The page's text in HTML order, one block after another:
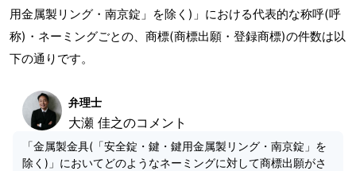
用金属製リング・南京錠」を除く)」における代表的な称呼(呼
称)・ネーミングごとの、商標(商標出願・登録商標)の件数は以
下の通りです。
弁理士
大瀬 佳之のコメント
「金属製金具(「安全錠・鍵・鍵用金属製リング・南京錠」を
除く)」においてどのようなネーミングに対して商標出願がさ